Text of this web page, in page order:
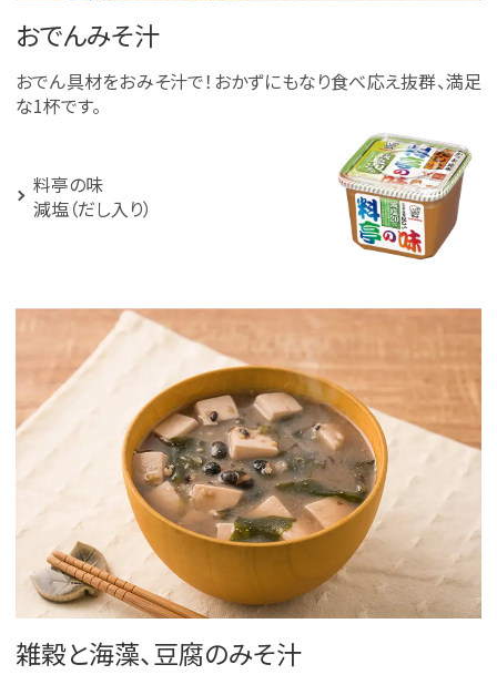
おでんみそ汁
おでん具材をおみそ汁で！おかずにもなり食べ応え抜群、満足
な1杯です。
料亭の味
減塩（だし入り）
雑穀と海藻、豆腐のみそ汁